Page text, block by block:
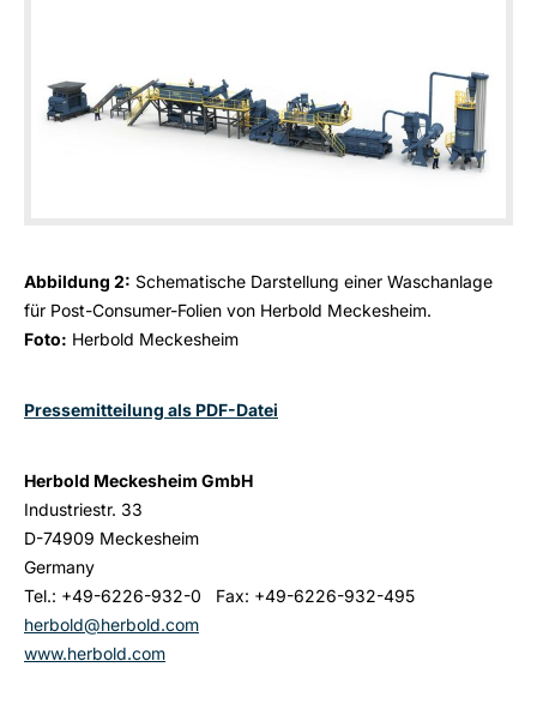
Abbildung 2: Schematische Darstellung einer Waschanlage
für Post-Consumer-Folien von Herbold Meckesheim.
Foto: Herbold Meckesheim
Pressemitteilung als PDF-Datei
Herbold Meckesheim GmbH
Industriestr. 33
D-74909 Meckesheim
Germany
Tel.: +49-6226-932-0 Fax: +49-6226-932-495
herbold@herbold.com
www.herbold.com